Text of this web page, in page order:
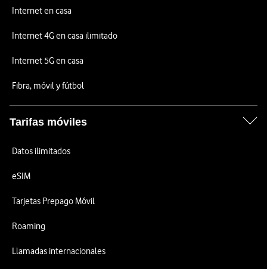
Internet en casa
Internet 4G en casa ilimitado
Internet 5G en casa
Fibra, móvil y fútbol
Tarifas móviles
Datos ilimitados
eSIM
Tarjetas Prepago Móvil
Roaming
Llamadas internacionales